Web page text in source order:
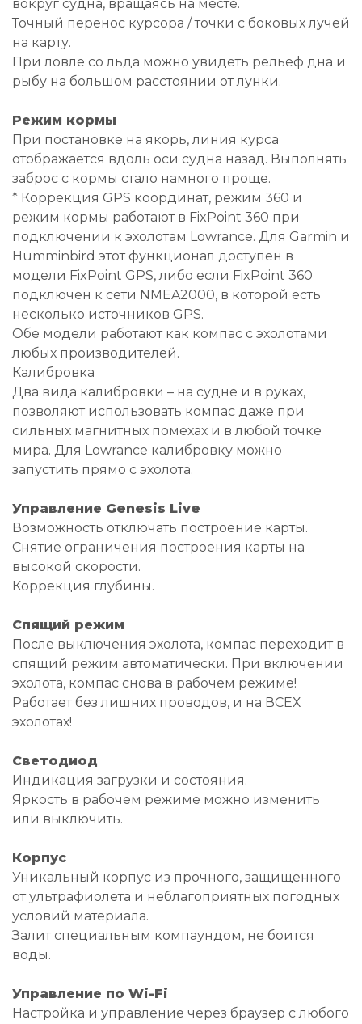
вокруг судна, вращаясь на месте.
Точный перенос курсора / точки с боковых лучей
на карту.
При ловле со льда можно увидеть рельеф дна и
рыбу на большом расстоянии от лунки.
Режим кормы
При постановке на якорь, линия курса
отображается вдоль оси судна назад. Выполнять
заброс с кормы стало намного проще.
* Коррекция GPS координат, режим 360 и
режим кормы работают в FixPoint 360 при
подключении к эхолотам Lowrance. Для Garmin и
Humminbird этот функционал доступен в
модели FixPoint GPS, либо если FixPoint 360
подключен к сети NMEA2000, в которой есть
несколько источников GPS.
Обе модели работают как компас с эхолотами
любых производителей.
Калибровка
Два вида калибровки – на судне и в руках,
позволяют использовать компас даже при
сильных магнитных помехах и в любой точке
мира. Для Lowrance калибровку можно
запустить прямо с эхолота.
Управление Genesis Live
Возможность отключать построение карты.
Снятие ограничения построения карты на
высокой скорости.
Коррекция глубины.
Спящий режим
После выключения эхолота, компас переходит в
спящий режим автоматически. При включении
эхолота, компас снова в рабочем режиме!
Работает без лишних проводов, и на ВСЕХ
эхолотах!
Светодиод
Индикация загрузки и состояния.
Яркость в рабочем режиме можно изменить
или выключить.
Корпус
Уникальный корпус из прочного, защищенного
от ультрафиолета и неблагоприятных погодных
условий материала.
Залит специальным компаундом, не боится
воды.
Управление по Wi-Fi
Настройка и управление через браузер c любого